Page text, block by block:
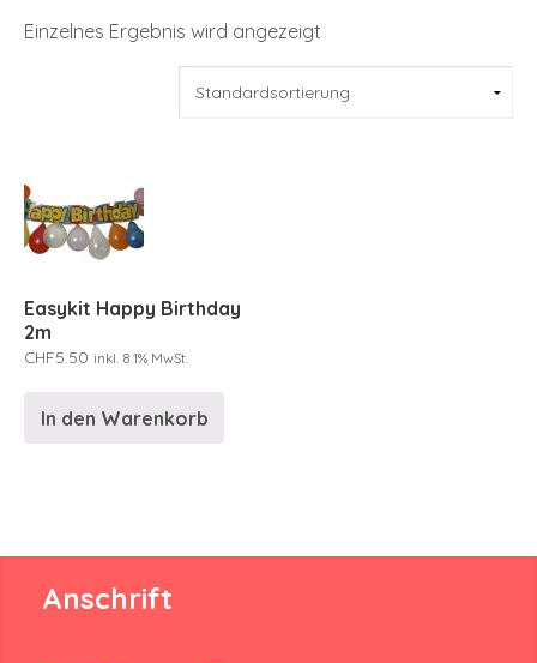
Einzelnes Ergebnis wird angezeigt
Easykit Happy Birthday
2m
CHF5.50 inkl. 8.1% MwSt.
In den Warenkorb
Anschrift